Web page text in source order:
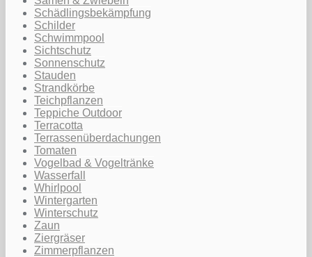
Schädlingsbekämpfung
Schilder
Schwimmpool
Sichtschutz
Sonnenschutz
Stauden
Strandkörbe
Teichpflanzen
Teppiche Outdoor
Terracotta
Terrassenüberdachungen
Tomaten
Vogelbad & Vogeltränke
Wasserfall
Whirlpool
Wintergarten
Winterschutz
Zaun
Ziergräser
Zimmerpflanzen